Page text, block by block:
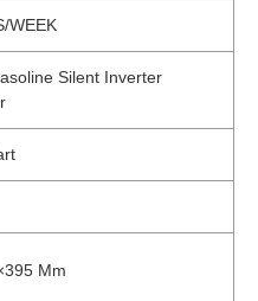
WEEK
Silent Inverter
Mm